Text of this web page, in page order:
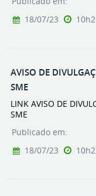
18/07/23
AVISO DE
SME
LINK AVISO DE
SME
Publicado em:
18/07/23